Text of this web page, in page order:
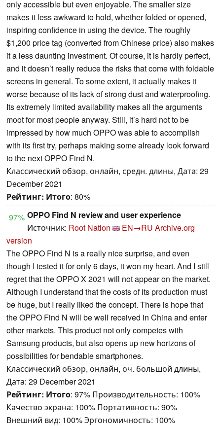
only accessible but even enjoyable. The smaller size
makes it less awkward to hold, whether folded or opened,
inspiring confidence in using the device. The roughly
$1,200 price tag (converted from Chinese price) also makes
it a less daunting investment. Of course, it is hardly perfect,
and it doesn’t really reduce the risks that come with foldable
screens in general. To some extent, it actually makes it
worse because of its lack of strong dust and waterproofing.
Its extremely limited availability makes all the arguments
moot for most people anyway. Still, it’s hard not to be
impressed by how much OPPO was able to accomplish
with its first try, perhaps making some already look forward
to the next OPPO Find N.
Классический обзор, онлайн, средн. длины, Дата: 29
December 2021
Рейтинг: Итого: 80%
97% OPPO Find N review and user experience
Источник: Root Nation EN→RU Archive.org
version
The OPPO Find N is a really nice surprise, and even
though I tested it for only 6 days, it won my heart. And I still
regret that the OPPO X 2021 will not appear on the market.
Although I understand that the costs of its production must
be huge, but I really liked the concept. There is hope that
the OPPO Find N will be well received in China and enter
other markets. This product not only competes with
Samsung products, but also opens up new horizons of
possibilities for bendable smartphones.
Классический обзор, онлайн, оч. большой длины,
Дата: 29 December 2021
Рейтинг: Итого: 97% Производительность: 100%
Качество экрана: 100% Портативность: 90%
Внешний вид: 100% Эргономичность: 100%